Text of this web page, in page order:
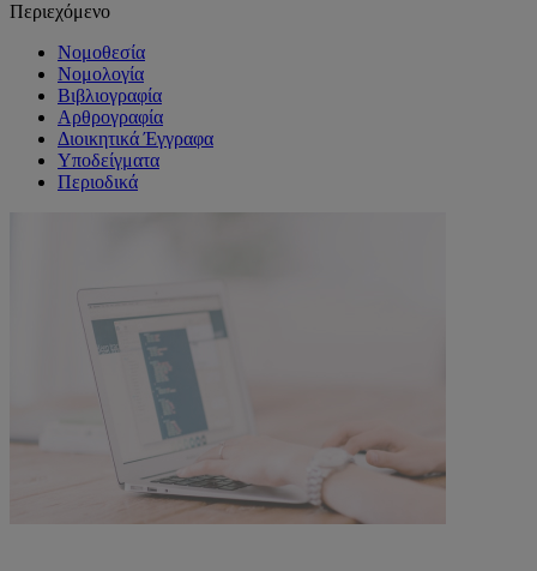
Περιεχόμενο
Νομοθεσία
Νομολογία
Βιβλιογραφία
Αρθρογραφία
Διοικητικά Έγγραφα
Υποδείγματα
Περιοδικά